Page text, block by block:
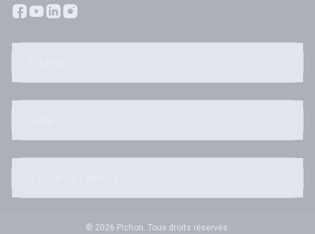
© 2026 Pichon. Tous droits réservés.